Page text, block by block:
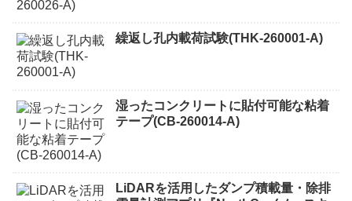
繰返し孔内載荷試験(THK-260001-A)
湿ったコンクリートに貼付可能な粘着
テープ(CB-260014-A)
LiDARを活用したダンプ積載量・除排